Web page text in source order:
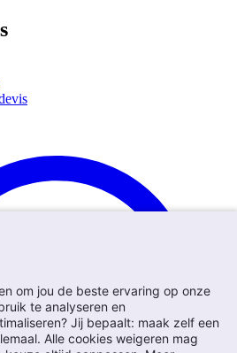
om jou de beste ervaring op onze
te analyseren en
Jij bepaalt: maak zelf een
Alle cookies weigeren mag